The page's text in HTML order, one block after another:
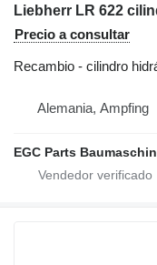
Precio a consultar
Recambio - cilindro
Alemania, Ampfing